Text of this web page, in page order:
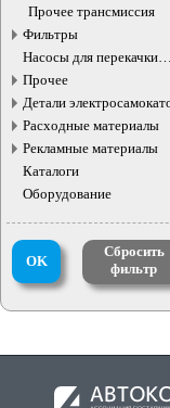
Прочее трансмиссия
Фильтры
Насосы для перекачки
жидкостей
Прочее
Детали
электротранспорта
Расходные материалы
Рекламные материалы
Каталоги
Оборудование
OK
Сбросить
фильтр